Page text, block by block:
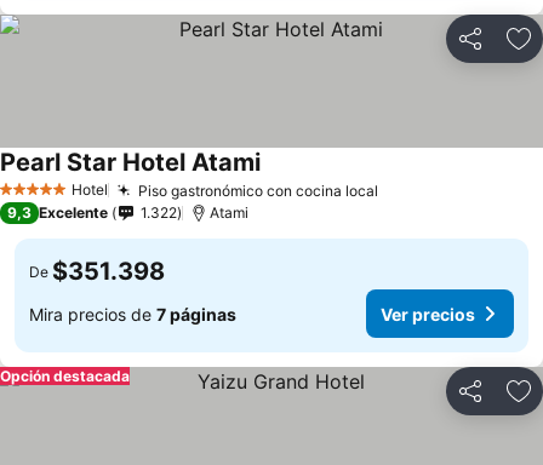
Compartir
5 Estrellas Hotel Piso gastronómico con cocina local
Pearl Star Hotel AtamiVer precios
9,3 Excelente 1.322 Atami
De $351.398
Mira precios de 7 páginas Ver precios
Compartir
Opción destacada